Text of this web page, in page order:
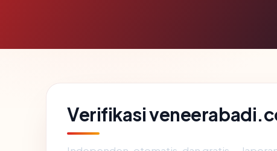
Verifikasi